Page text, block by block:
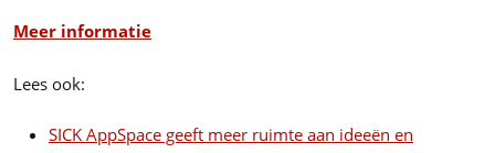
Meer informatie
Lees ook:
SICK AppSpace geeft meer ruimte aan ideeën en